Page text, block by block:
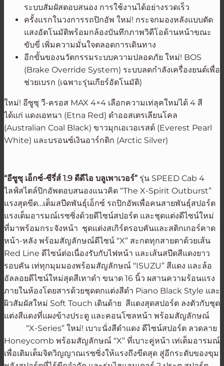
ระบบสัมผัสตอบสนอง การใช้งานได้อย่างรวดเร็ว
ครั้งแรกในวงการรถปิกอัพ ใหม่! กระจกมองหลังแบบตัด
แสงอัตโนมัติพร้อมกล้องบันทึกภาพวิดีโอด้านหน้าขณะ
ขับขี่ เพิ่มความมั่นใจตลอดการเดินทาง
อีกขั้นของนวัตกรรมระบบความปลอดภัย ใหม่! BOS
(Brake Override System) ระบบลดกำลังเครื่องยนต์เพื่อ
ช่วยเบรก (เฉพาะรุ่นเกียร์อัตโนมัติ)
ใหม่! อีซูซุ วี-ครอส MAX 4×4 เลือกความเท่ลุคใหม่ได้ 4 สี
ได้แก่ แดงเอทนา (Etna Red) ดำออสเตรเลียนโคล
(Australian Coal Black) ขาวมุกเอเวอเรสต์ (Everest Pearl
White) และบรอนซ์เงินอาร์กติก (Arctic Silver)
“อีซูซุ เอ็กซ์-ซีรี่ส์ 1.9 ดีดีไอ บลูเพาเวอร์” รุ่น SPEED Cab 4
ไลฟ์สไตล์ปิกอัพตอบสนองแนวคิด “The X-Spirit Outburst”
แรงสุดขีด…เต็มสปีดพันธุ์เอ็กซ์ รถปิกอัพเพื่อคนสายพันธุ์สปอร์ต
แรงเต็มอารมณ์เรซซิ่งด้วยดีไซน์สปอร์ต และชุดแต่งดีไซน์ใหม่
ที่มาพร้อมกระจังหน้า ชุดแต่งสเกิร์ตรอบคันและสติกเกอร์คาด
หน้า-หลัง พร้อมสัญลักษณ์ดีไซน์ “X” สะกดทุกสายตาด้วยเส้น
Red Line ดีไซน์ต่อเนื่องรับกับไฟหน้า และเส้นสปีดสีแดงยาว
รอบคัน เท่ทุกมุมมองพร้อมสัญลักษณ์ “ISUZU” สีแดง และล้อ
อัลลอยดีไซน์ใหม่สุดสีเทาดำ ขนาด 16 นิ้ว ผสานความร้อนแรง
ภายในห้องโดยสารด้วยชุดตกแต่งสีดำ Piano Black Style และ
ผิวสัมผัสใหม่ Soft Touch เดินด้าย สีแดงสุดสปอร์ต ลงตัวกับชุด
แต่งสีแดงที่แผงข้างประตู และคอนโซลหน้า พร้อมสัญลักษณ์
“X-Series” ใหม่! เบาะนั่งสีดำแดง ดีไซน์สปอร์ต ลวดลาย
Honeycomb พร้อมสัญลักษณ์ “X” ที่เบาะคู่หน้า เท่เต็มอารมณ์
เพื่อเติมเต็มจิตวิญญาณเรซซิ่งให้แรงถึงขีดสุด สู่อีกระดับของขุม